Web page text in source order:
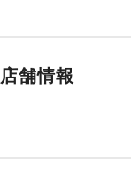
店舗情報